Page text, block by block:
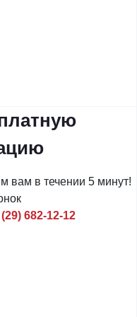
вам в течении 5 минут!
682-12-12